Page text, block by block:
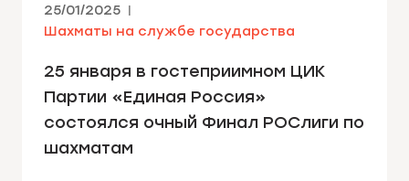
25/01/2025
Шахматы на службе государства
25 января в гостеприимном ЦИК
Партии «Единая Россия»
состоялся очный Финал РОСлиги по
шахматам